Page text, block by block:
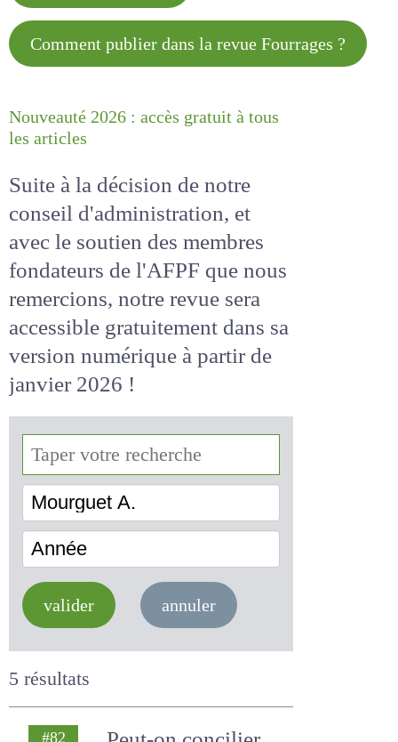
Comment publier dans la revue
Nouveauté 2026 : accès gratuit à
Suite à la décision de notre
conseil d'administration, et
avec le soutien des membres
fondateurs de l'AFPF que nous
remercions, notre revue sera
accessiblegratuitementdans
sa version numérique
de janvier 2026 !
Mourguet A.
valider annuler
5 résultats